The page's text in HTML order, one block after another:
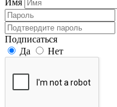
Имя
Подписаться
Да
Нет